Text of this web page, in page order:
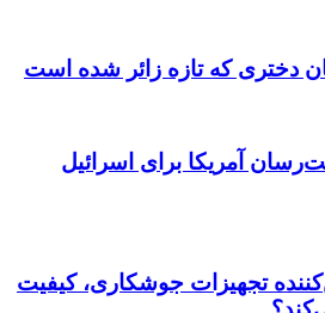
باکیفیت بخریم؟ راهنمای